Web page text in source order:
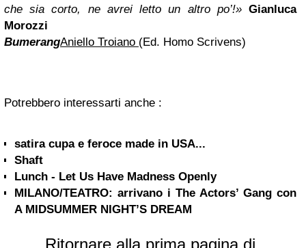
che sia corto, ne avrei letto un altro po’!» Gianluca
Morozzi
BumerangAniello Troiano (Ed. Homo Scrivens)
Potrebbero interessarti anche :
satira cupa e feroce made in USA...
Shaft
Lunch - Let Us Have Madness Openly
MILANO/TEATRO: arrivano i The Actors’ Gang con
A MIDSUMMER NIGHT’S DREAM
Ritornare alla prima pagina di